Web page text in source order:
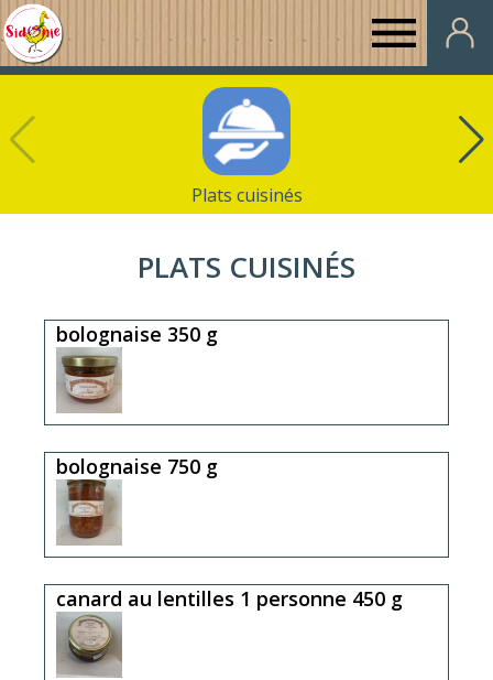
Au
Plats cuisinés
PLATS CUISINÉS
bolognaise 350 g
bolognaise 750 g
canard au lentilles 1 personne 450 g